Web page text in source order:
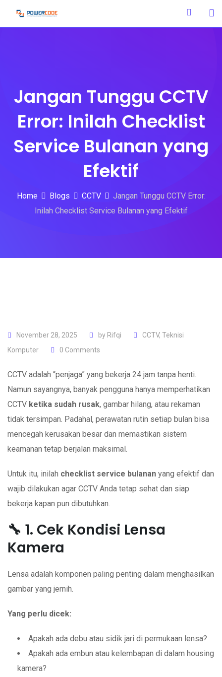
Jangan Tunggu CCTV
Error: Inilah Checklist
Service Bulanan yang
Efektif
Home Blogs CCTV
Jangan Tunggu CCTV Error:
Inilah Checklist Service Bulanan yang Efektif
November 28, 2025 by Rifqi CCTV, Teknisi
Komputer
0 Comments
CCTV adalah “penjaga” yang bekerja 24 jam tanpa henti.
Namun sayangnya, banyak pengguna hanya memperhatikan
CCTV ketika sudah rusak, gambar hilang, atau rekaman
tidak tersimpan. Padahal, perawatan rutin setiap bulan bisa
mencegah kerusakan besar dan memastikan sistem
keamanan tetap berjalan maksimal.
Untuk itu, inilah checklist service bulanan yang efektif dan
wajib dilakukan agar CCTV Anda tetap sehat dan siap
bekerja kapan pun dibutuhkan.
🔧 1. Cek Kondisi Lensa
Kamera
Lensa adalah komponen paling penting dalam menghasilkan
gambar yang jernih.
Yang perlu dicek:
Apakah ada debu atau sidik jari di permukaan lensa?
Apakah ada embun atau kelembapan di dalam housing
kamera?